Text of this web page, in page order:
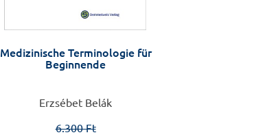
Medizinische Terminologie für
Beginnende
Erzsébet Belák
6.300 Ft